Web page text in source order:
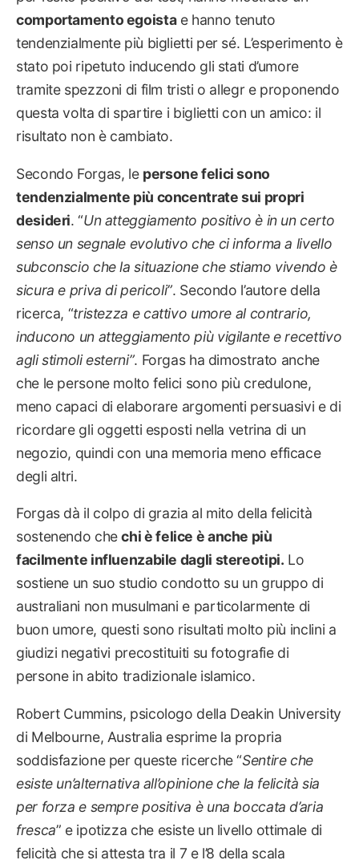
comportamento egoistae hanno tenuto
tendenzialmente più biglietti per sé. L’esperimento è
stato poi ripetuto inducendo gli stati d’umore
tramite spezzoni di film tristi o allegr e proponendo
questa volta di spartire i biglietti con un amico: il
risultato non è cambiato.
Secondo Forgas, le persone felici sono
tendenzialmente più concentrate sui propri
desideri. “Un atteggiamento positivo è in un certo
senso un segnale evolutivo che ci informa a livello
subconscio che la situazione che stiamo vivendo è
sicura e priva di pericoli”. Secondo l’autore della
ricerca, “tristezza e cattivo umore al contrario,
inducono un atteggiamento più vigilante e recettivo
agli stimoli esterni”. Forgas ha dimostrato anche
che le persone molto felici sono più credulone,
meno capaci di elaborare argomenti persuasivi e di
ricordare gli oggetti esposti nella vetrina di un
negozio, quindi con una memoria meno efficace
degli altri.
Forgas dà il colpo di grazia al mito della felicità
sostenendo chechi è felice è anche più
facilmente influenzabile dagli stereotipi. Lo
sostiene un suo studio condotto su un gruppo di
australiani non musulmani e particolarmente di
buon umore, questi sono risultati molto più inclini a
giudizi negativi precostituiti su fotografie di
persone in abito tradizionale islamico.
Robert Cummins, psicologo della Deakin University
di Melbourne, Australia esprime la propria
soddisfazione per queste ricerche “Sentire che
esiste un’alternativa all’opinione che la felicità sia
per forza e sempre positiva è una boccata d’aria
fresca” e ipotizza che esiste un livello ottimale di
felicità che si attesta tra il 7 e l’8 della scala